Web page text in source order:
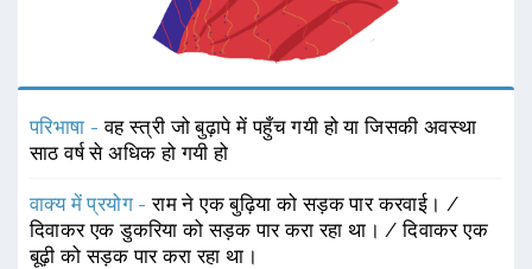
परिभाषा -वह स्त्री जो बुढ़ापे में पहुँच गयी हो या जिसकी अवस्था
साठ वर्ष से अधिक हो गयी हो
वाक्य में प्रयोग -राम ने एक बुढ़िया को सड़क पार करवाई। /
दिवाकर एक डुकरिया को सड़क पार करा रहा था। / दिवाकर एक
बूढ़ी को सड़क पार करा रहा था।